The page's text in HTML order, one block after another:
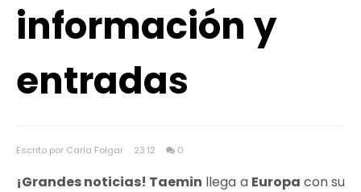
información y
entradas
Escrito por Carla Folgar 23:12 0
¡Grandes noticias! Taemin llega a Europa con su